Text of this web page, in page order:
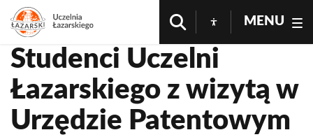
MENU
Studenci Uczelni
Łazarskiego z wizytą w
Urzędzie Patentowym